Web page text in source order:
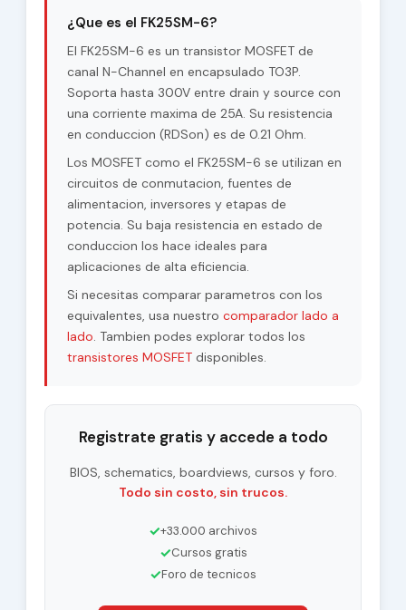
¿Que es el FK25SM-6?
El FK25SM-6 es un transistor MOSFET de
canal N-Channel en encapsulado TO3P.
Soporta hasta 300V entre drain y source con
una corriente maxima de 25A. Su resistencia
en conduccion (RDSon) es de 0.21 Ohm.
Los MOSFET como el FK25SM-6 se utilizan en
circuitos de conmutacion, fuentes de
alimentacion, inversores y etapas de
potencia. Su baja resistencia en estado de
conduccion los hace ideales para
aplicaciones de alta eficiencia.
Si necesitas comparar parametros con los
equivalentes, usa nuestro comparador lado a
lado. Tambien podes explorar todos los
transistores MOSFETdisponibles.
Registrate gratis y accede a todo
BIOS, schematics, boardviews, cursos y foro.
Todo sin costo, sin trucos.
✓+33.000 archivos
✓Cursos gratis
✓Foro de tecnicos